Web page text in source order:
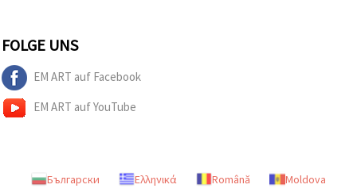
FOLGE UNS
EM ART auf Facebook
EM ART auf YouTube
Български Ελληνικά Română
Moldova